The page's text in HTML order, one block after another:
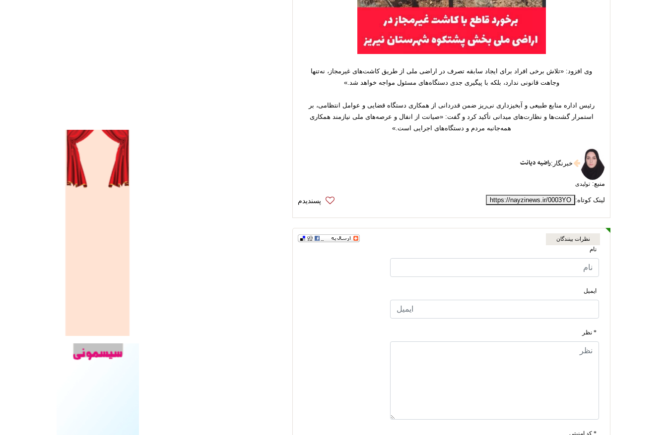
وی افزود: «تلاش برخی افراد برای ایجاد سابقه تصرف در اراضی ملی از طریق کاشت‌های غیرمجاز، نه‌تنها
وجاهت قانونی ندارد، بلکه با پیگیری جدی دستگاه‌های مسئول مواجه خواهد شد.»
رئیس اداره منابع طبیعی و آبخیزداری نی‌ریز ضمن قدردانی از همکاری دستگاه قضایی و عوامل انتظامی، بر
استمرار گشت‌ها و نظارت‌های میدانی تأکید کرد و گفت: «صیانت از انفال و عرصه‌های ملی نیازمند همکاری
همه‌جانبه مردم و دستگاه‌های اجرایی است.»
خبرنگار :راضیه دیانت
منبع: تولیدی
لینک کوتاه: https://nayzinews.ir/0003YO
نظرات بینندگان
نام
ایمیل
* نظر
* کد امنیتی